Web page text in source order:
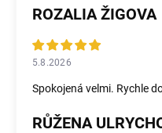
ROZALIA ŽIGOVA
5.8.2026
Spokojená velmi. Rychle
RŮŽENA